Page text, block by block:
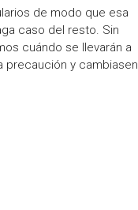
de modo que esa
caso del resto. Sin
cuándo se llevarán a
precaución y cambiasen